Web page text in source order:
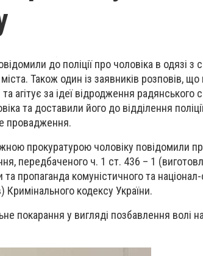
до поліції про чоловіка в одязі
Також один із заявників розповів,
агітує за ідеї відродження радянського
та доставили його до відділення
провадження.
прокуратурою чоловіку повідомили
передбаченого ч. 1 ст. 436 – 1
пропаганда комуністичного та
Кримінального кодексу України.
покарання у вигляді позбавлення волі